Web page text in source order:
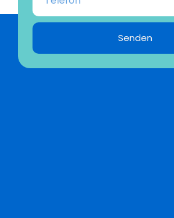
Senden